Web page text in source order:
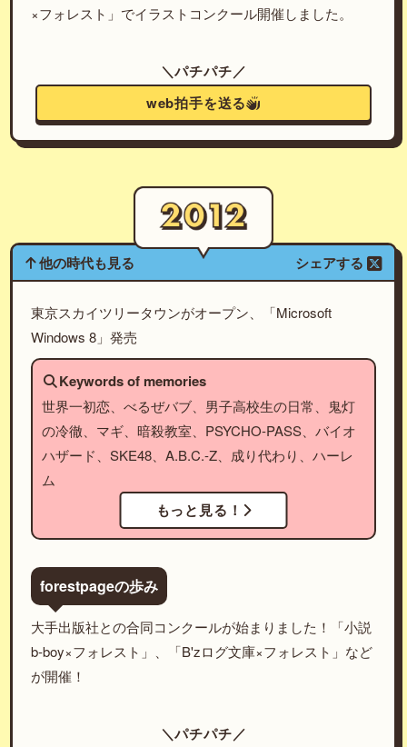
×フォレスト」でイラストコンクール開催しました。
＼パチパチ／
web拍手を送る
他の時代も見る シェアする
東京スカイツリータウンがオープン、「Microsoft
Windows 8」発売
Keywords of memories
世界一初恋、べるぜバブ、男子高校生の日常、鬼灯
の冷徹、マギ、暗殺教室、PSYCHO-PASS、バイオ
ハザード、SKE48、A.B.C.-Z、成り代わり、ハーレ
ム
もっと見る！
forestpageの歩み
大手出版社との合同コンクールが始まりました！「小説
b-boy×フォレスト」、「B'zログ文庫×フォレスト」など
が開催！
＼パチパチ／